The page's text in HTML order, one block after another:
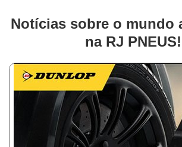
Notícias sobre o mundo
na RJ PNEUS!